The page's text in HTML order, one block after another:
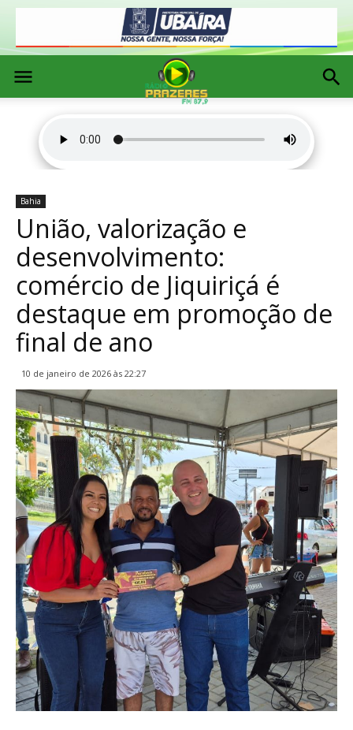
Bahia
União, valorização e
desenvolvimento:
comércio de Jiquiriçá é
destaque em promoção de
final de ano
10 de janeiro de 2026 às 22:27